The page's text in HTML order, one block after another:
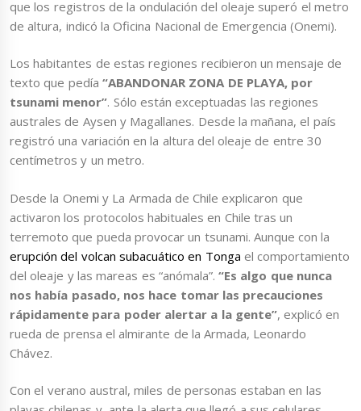
que los registros de la ondulación del oleaje superó el metro
de altura, indicó la Oficina Nacional de Emergencia (Onemi).
Los habitantes de estas regiones recibieron un mensaje de
texto que pedía “ABANDONAR ZONA DE PLAYA, por
tsunami menor”. Sólo están exceptuadas las regiones
australes de Aysen y Magallanes. Desde la mañana, el país
registró una variación en la altura del oleaje de entre 30
centímetros y un metro.
Desde la Onemi y La Armada de Chile explicaron que
activaron los protocolos habituales en Chile tras un
terremoto que pueda provocar un tsunami. Aunque con la
erupción del volcan subacuático en Tonga el comportamiento
del oleaje y las mareas es “anómala”.“Es algo que nunca
nos había pasado, nos hace tomar las precauciones
rápidamente para poder alertar a la gente”, explicó en
rueda de prensa el almirante de la Armada, Leonardo
Chávez.
Con el verano austral, miles de personas estaban en las